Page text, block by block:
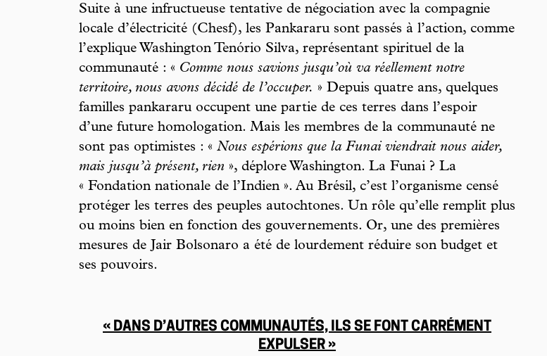
Suite à une infructueuse tentative de négociation avec la compagnie
locale d’électricité (Chesf), les Pankararu sont passés à l’action, comme
l’explique Washington Tenório Silva, représentant spirituel de la
communauté : « Comme nous savions jusqu’où va réellement notre
territoire, nous avons décidé de l’occuper. » Depuis quatre ans, quelques
familles pankararu occupent une partie de ces terres dans l’espoir
d’une future homologation. Mais les membres de la communauté ne
sont pas optimistes : « Nous espérions que la Funai viendrait nous aider,
mais jusqu’à présent, rien », déplore Washington. La Funai ? La
« Fondation nationale de l’Indien ». Au Brésil, c’est l’organisme censé
protéger les terres des peuples autochtones. Un rôle qu’elle remplit plus
ou moins bien en fonction des gouvernements. Or, une des premières
mesures de Jair Bolsonaro a été de lourdement réduire son budget et
ses pouvoirs.
« DANS D’AUTRES COMMUNAUTÉS, ILS SE FONT CARRÉMENT
EXPULSER »